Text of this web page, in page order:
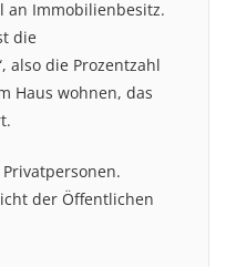
an Immobilienbesitz.
die
also die Prozentzahl
Haus wohnen, das
der Öffentlichen